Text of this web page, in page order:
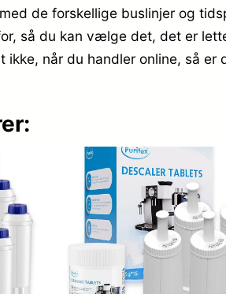
de forskellige buslinjer og
så du kan vælge det, det er
ikke, når du handler online, så